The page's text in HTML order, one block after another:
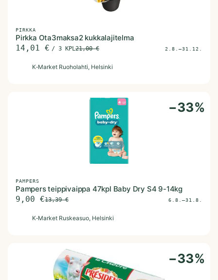
PIRKKA
Pirkka Ota3maksa2 kukkalajitelma
14,01 € / 3 KPL21,00€ 2.8.–31.12.
K‑Market Ruoholahti, Helsinki
−33%
PAMPERS
Pampers teippivaippa 47kpl Baby Dry S4 9-14kg
9,00 €13,39€ 6.8.–31.8.
K‑Market Ruskeasuo, Helsinki
−33%